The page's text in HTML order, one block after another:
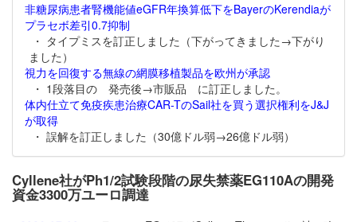
非糖尿病患者腎機能値eGFR年換算低下をBayerのKerendiaが
プラセボ差引0.7抑制
・ タイプミスを訂正しました（下がってきました→下がり
ました）
視力を回復する無線の網膜移植製品を欧州が承認
・ 1段落目の 発売後→市販品 に訂正しました。
体内仕立て免疫疾患治療CAR-TのSail社を買う選択権利をJ&J
が取得
・ 誤解を訂正しました（30億ドル弱→26億ドル弱）
Cyllene社がPh1/2試験段階の尿失禁薬EG110Aの開発
資金3300万ユーロ調達